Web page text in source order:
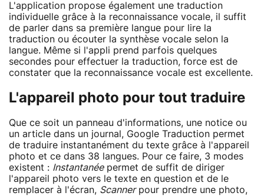
L'application propose également une traduction
individuelle grâce à la reconnaissance vocale, il suffit
de parler dans sa première langue pour lire la
traduction ou écouter la synthèse vocale selon la
langue. Même si l'appli prend parfois quelques
secondes pour effectuer la traduction, force est de
constater que la reconnaissance vocale est excellente.
L'appareil photo pour tout traduire
Que ce soit un panneau d'informations, une notice ou
un article dans un journal, Google Traduction permet
de traduire instantanément du texte grâce à l'appareil
photo et ce dans 38 langues. Pour ce faire, 3 modes
existent : Instantanéepermet de suffit de diriger
l'appareil photo vers le texte en question et de le
remplacer à l'écran, Scannerpour prendre une photo,